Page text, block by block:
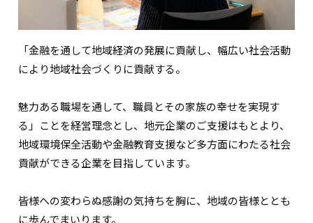
「金融を通して地域経済の発展に貢献し、幅広い社会活動
により地域社会づくりに貢献する。
魅力ある職場を通して、職員とその家族の幸せを実現す
る」ことを経営理念とし、地元企業のご支援はもとより、
地域環境保全活動や金融教育支援など多方面にわたる社会
貢献ができる企業を目指しています。
皆様への変わらぬ感謝の気持ちを胸に、地域の皆様ととも
に歩んでまいります。